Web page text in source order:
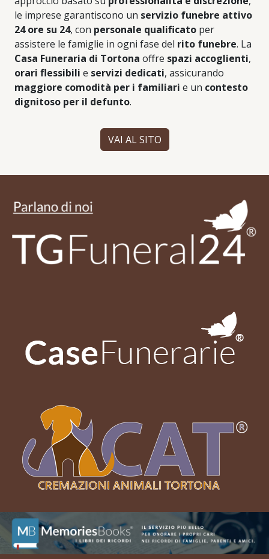
le imprese garantiscono un servizio funebre attivo
24 ore su 24, con personale qualificato per
assistere le famiglie in ogni fase del rito funebre. La
Casa Funeraria di Tortona offre spazi accoglienti,
orari flessibili e servizi dedicati, assicurando
maggiore comodità per i familiari e un contesto
dignitoso per il defunto.
VAI AL SITO